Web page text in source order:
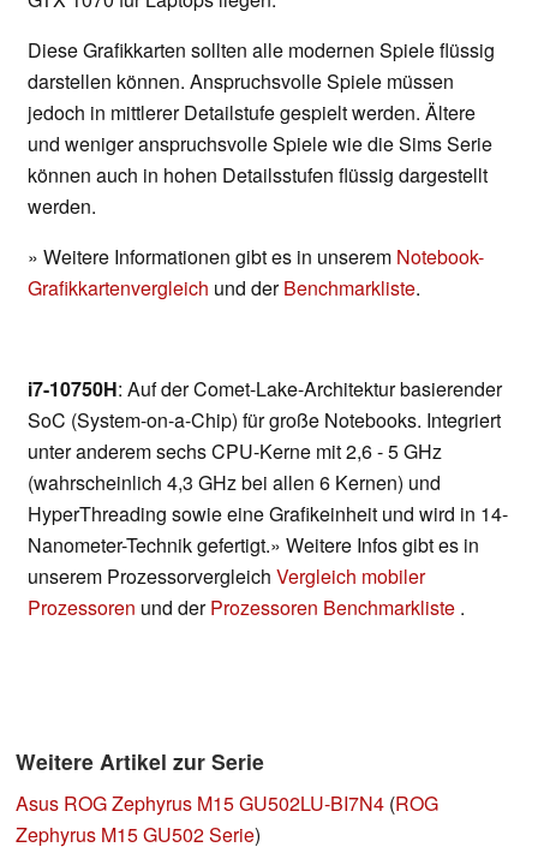
Diese Grafikkarten sollten alle modernen Spiele flüssig
darstellen können. Anspruchsvolle Spiele müssen
jedoch in mittlerer Detailstufe gespielt werden. Ältere
und weniger anspruchsvolle Spiele wie die Sims Serie
können auch in hohen Detailsstufen flüssig dargestellt
werden.
» Weitere Informationen gibt es in unserem Notebook-
Grafikkartenvergleich und derBenchmarkliste.
i7-10750H: Auf der Comet-Lake-Architektur basierender
SoC (System-on-a-Chip) für große Notebooks. Integriert
unter anderem sechs CPU-Kerne mit 2,6 - 5 GHz
(wahrscheinlich 4,3 GHz bei allen 6 Kernen) und
HyperThreading sowie eine Grafikeinheit und wird in 14-
Nanometer-Technik gefertigt.» Weitere Infos gibt es in
unserem Prozessorvergleich Vergleich mobiler
Prozessoren und derProzessoren Benchmarkliste .
Weitere Artikel zur Serie
Asus ROG Zephyrus M15 GU502LU-BI7N4 (ROG
Zephyrus M15 GU502 Serie)